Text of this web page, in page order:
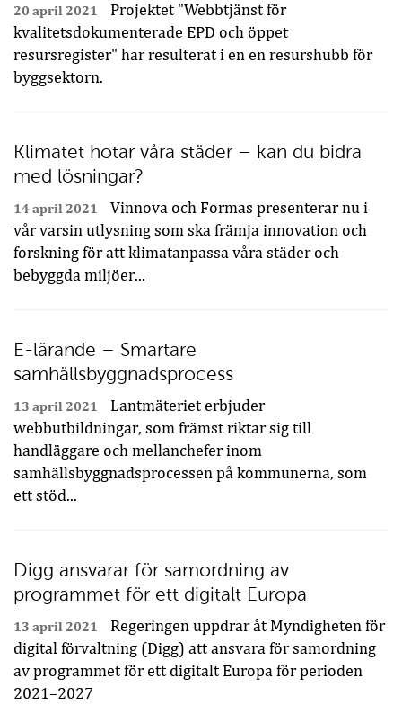
20 april 2021
Projektet "Webbtjänst för
kvalitetsdokumenterade EPD och öppet
resursregister" har resulterat i en en resurshubb för
byggsektorn.
Klimatet hotar våra städer – kan du bidra
med lösningar?
14 april 2021
Vinnova och Formas presenterar nu i
vår varsin utlysning som ska främja innovation och
forskning för att klimatanpassa våra städer och
bebyggda miljöer...
E-lärande – Smartare
samhällsbyggnadsprocess
13 april 2021
Lantmäteriet erbjuder
webbutbildningar, som främst riktar sig till
handläggare och mellanchefer inom
samhällsbyggnadsprocessen på kommunerna, som
ett stöd...
Digg ansvarar för samordning av
programmet för ett digitalt Europa
13 april 2021
Regeringen uppdrar åt Myndigheten för
digital förvaltning (Digg) att ansvara för samordning
av programmet för ett digitalt Europa för perioden
2021–2027